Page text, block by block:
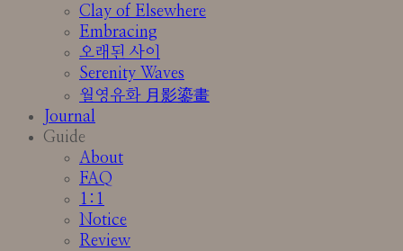
Clay of Elsewhere
Embracing
오래된 사이
Serenity Waves
월영유화 月影鎏畫
Journal
Guide
About
FAQ
1:1
Notice
Review